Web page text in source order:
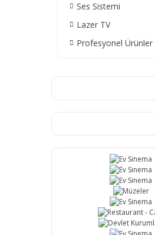
Ses Sistemi
Lazer TV
Profesyonel Ürünler